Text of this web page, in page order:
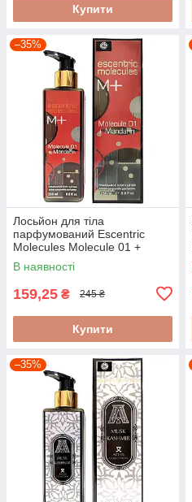
Купити
–35%
Лосьйон для тіла
парфумований Escentric
Molecules Molecule 01 +
Mandarin LUX Quality 250 мл
В наявності
159,25 ₴ 245 ₴
Купити
–35%